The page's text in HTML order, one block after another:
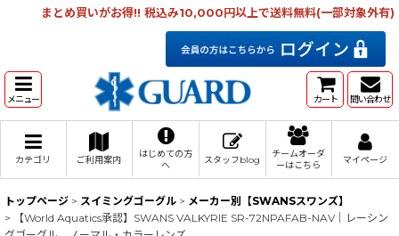
まとめ買いがお得!! 税込み10,000円以上で送料無料(一部対象外有)
メニュー カート 問い合わせ
カテゴリ ご利用案内
はじめての方
へ
スタッフblog
チームオーダ
ーはこちら
マイページ
トップページ > スイミングゴーグル > メーカー別【SWANSスワンズ】
>
【World Aquatics承認】SWANS VALKYRIE SR-72NPAFAB-NAV｜レーシン